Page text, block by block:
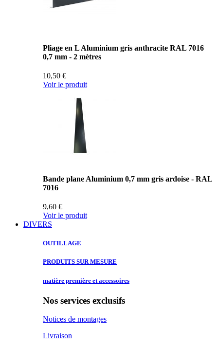
Pliage en L Aluminium gris anthracite RAL 7016
0,7 mm - 2 mètres
10,50 €
Voir le produit
Bande plane Aluminium 0,7 mm gris ardoise - RAL
7016
9,60 €
Voir le produit
DIVERS
OUTILLAGE
PRODUITS SURMESURE
matière première et accessoires
Nos services exclusifs
Notices de montages
Livraison